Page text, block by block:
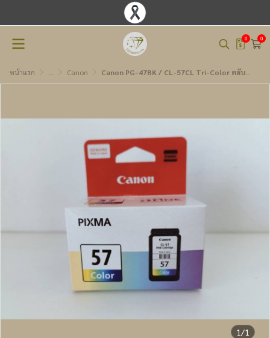
0 0
หน้าแรก ... Canon Canon PG-47BK / CL-57CL Tri-Color ตลับหมึกอิงค์เจ็ท
1/1